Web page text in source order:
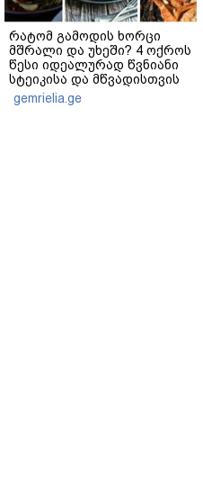
რატომ გამოდის ხორცი
მშრალი და უხეში? 4 ოქროს
წესი იდეალურად წვნიანი
სტეიკისა და მწვადისთვის
gemrielia.ge